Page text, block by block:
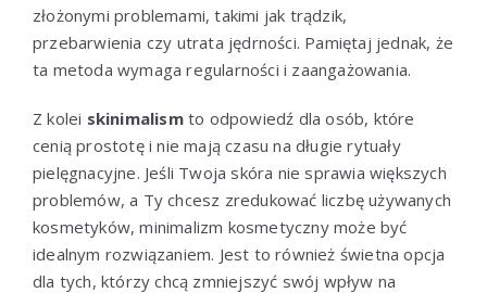
złożonymi problemami, takimi jak trądzik,
przebarwienia czy utrata jędrności. Pamiętaj jednak, że
ta metoda wymaga regularności i zaangażowania.
Z kolei skinimalismto odpowiedź dla osób, które
cenią prostotę i nie mają czasu na długie rytuały
pielęgnacyjne. Jeśli Twoja skóra nie sprawia większych
problemów, a Ty chcesz zredukować liczbę używanych
kosmetyków, minimalizm kosmetyczny może być
idealnym rozwiązaniem. Jest to również świetna opcja
dla tych, którzy chcą zmniejszyć swój wpływ na